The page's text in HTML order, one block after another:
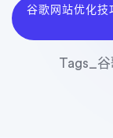
谷歌网站优化
Tags_